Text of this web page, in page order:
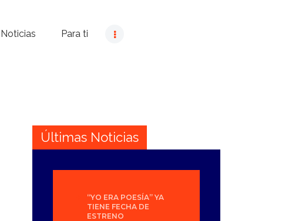
Noticias Para ti
Últimas Noticias
“YO ERA POESÍA” YA
TIENE FECHA DE
ESTRENO